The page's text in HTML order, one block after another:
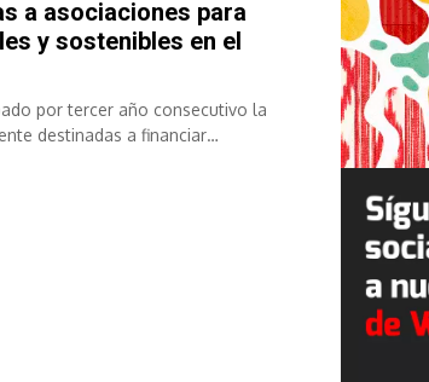
a asociaciones para
y sostenibles en el
por tercer año consecutivo la
destinadas a financiar